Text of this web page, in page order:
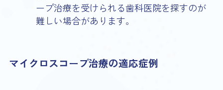
ープ治療を受けられる歯科医院を探すのが
難しい場合があります。
マイクロスコープ治療の適応症例